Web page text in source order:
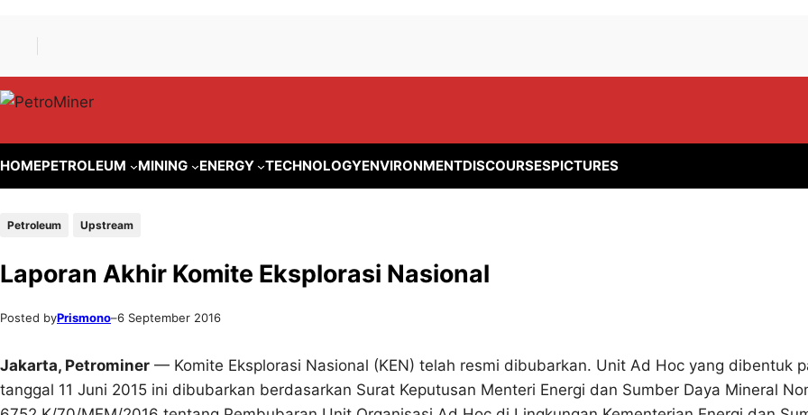
konten
content
HOMEPETROLEUM MINING ENERGY TECHNOLOGYENVIRONMENTDISCOURSESPICTURES
Petroleum Upstream
Laporan Akhir Komite Eksplorasi Nasional
Posted byPrismono–6 September 2016
Jakarta, Petrominer — Komite Eksplorasi Nasional (KEN) telah resmi dibubarkan. Unit Ad Hoc yang dibentuk
tanggal 11 Juni 2015 ini dibubarkan berdasarkan Surat Keputusan Menteri Energi dan Sumber Daya Mineral